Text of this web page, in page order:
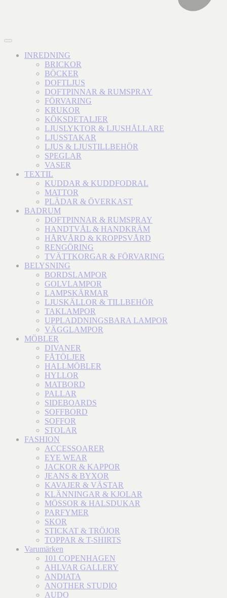
INREDNING
BRICKOR
BÖCKER
DOFTLJUS
DOFTPINNAR & RUMSPRAY
FÖRVARING
KRUKOR
KÖKSDETALJER
LJUSLYKTOR & LJUSHÅLLARE
LJUSSTAKAR
LJUS & LJUSTILLBEHÖR
SPEGLAR
VASER
TEXTIL
KUDDAR & KUDDFODRAL
MATTOR
PLÄDAR & ÖVERKAST
BADRUM
DOFTPINNAR & RUMSPRAY
HANDTVÅL & HANDKRÄM
HÅRVÅRD & KROPPSVÅRD
RENGÖRING
TVÄTTKORGAR & FÖRVARING
BELYSNING
BORDSLAMPOR
GOLVLAMPOR
LAMPSKÄRMAR
LJUSKÄLLOR & TILLBEHÖR
TAKLAMPOR
UPPLADDNINGSBARA LAMPOR
VÄGGLAMPOR
MÖBLER
DIVANER
FÅTÖLJER
HALLMÖBLER
HYLLOR
MATBORD
PALLAR
SIDEBOARDS
SOFFBORD
SOFFOR
STOLAR
FASHION
ACCESSOARER
EYE WEAR
JACKOR & KAPPOR
JEANS & BYXOR
KAVAJER & VÄSTAR
KLÄNNINGAR & KJOLAR
MÖSSOR & HALSDUKAR
PARFYMER
SKOR
STICKAT & TRÖJOR
TOPPAR & T-SHIRTS
Varumärken
101 COPENHAGEN
AHLVAR GALLERY
ANDIATA
ANOTHER STUDIO
AUDO